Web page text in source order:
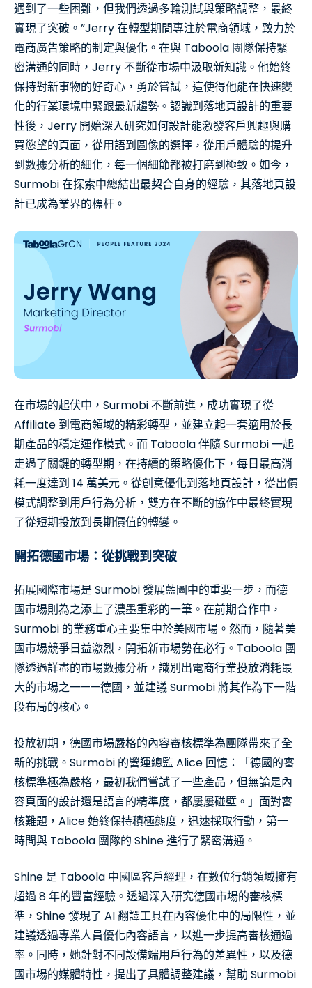
遇到了一些困難，但我們透過多輪測試與策略調整，最終
實現了突破。”Jerry 在轉型期間專注於電商領域，致力於
電商廣告策略的制定與優化。在與 Taboola 團隊保持緊
密溝通的同時，Jerry 不斷從市場中汲取新知識。他始終
保持對新事物的好奇心，勇於嘗試，這使得他能在快速變
化的行業環境中緊跟最新趨勢。認識到落地頁設計的重要
性後，Jerry 開始深入研究如何設計能激發客戶興趣與購
買慾望的頁面，從用語到圖像的選擇，從用戶體驗的提升
到數據分析的細化，每一個細節都被打磨到極致。如今，
Surmobi 在探索中總結出最契合自身的經驗，其落地頁設
計已成為業界的標杆。
在市場的起伏中，Surmobi 不斷前進，成功實現了從
Affiliate 到電商領域的精彩轉型，並建立起一套適用於長
期產品的穩定運作模式。而 Taboola 伴隨 Surmobi 一起
走過了關鍵的轉型期，在持續的策略優化下，每日最高消
耗一度達到 14 萬美元。從創意優化到落地頁設計，從出價
模式調整到用戶行為分析，雙方在不斷的協作中最終實現
了從短期投放到長期價值的轉變。
開拓德國市場：從挑戰到突破
拓展國際市場是 Surmobi 發展藍圖中的重要一步，而德
國市場則為之添上了濃墨重彩的一筆。在前期合作中，
Surmobi 的業務重心主要集中於美國市場。然而，隨著美
國市場競爭日益激烈，開拓新市場勢在必行。Taboola 團
隊透過詳盡的市場數據分析，識別出電商行業投放消耗最
大的市場之一——德國，並建議 Surmobi 將其作為下一階
段布局的核心。
投放初期，德國市場嚴格的內容審核標準為團隊帶來了全
新的挑戰。Surmobi 的營運總監 Alice 回憶：「德國的審
核標準極為嚴格，最初我們嘗試了一些產品，但無論是內
容頁面的設計還是語言的精準度，都屢屢碰壁。」面對審
核難題，Alice 始終保持積極態度，迅速採取行動，第一
時間與 Taboola 團隊的 Shine 進行了緊密溝通。
Shine 是 Taboola 中國區客戶經理，在數位行銷領域擁有
超過 8 年的豐富經驗。透過深入研究德國市場的審核標
準，Shine 發現了 AI 翻譯工具在內容優化中的局限性，並
建議透過專業人員優化內容語言，以進一步提高審核通過
率。同時，她針對不同設備端用戶行為的差異性，以及德
國市場的媒體特性，提出了具體調整建議，幫助 Surmobi